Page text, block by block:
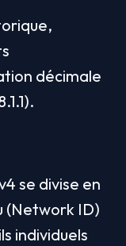
décimale
se divise en
(Network ID)
individuels